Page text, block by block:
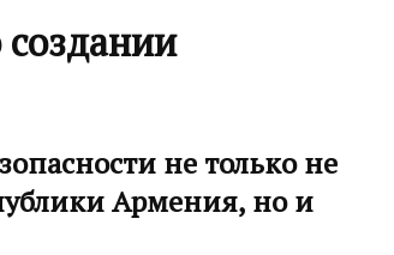
не только не
Армения, но и